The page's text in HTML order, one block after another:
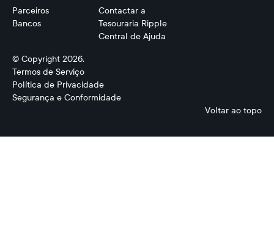
Parceiros
Bancos
Contactar a
Tesouraria Ripple
Central de Ajuda
© Copyright 2026.
Termos de Serviço
Política de Privacidade
Segurança e Conformidade
Voltar ao topo